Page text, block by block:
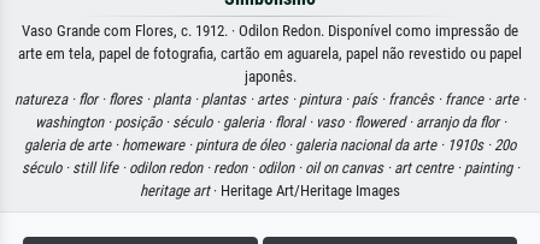
Vaso Grande com Flores, c. 1912. · Odilon Redon. Disponível como impressão de
arte em tela, papel de fotografia, cartão em aguarela, papel não revestido ou papel
japonês.
natureza · flor · flores · planta · plantas · artes · pintura · país · francês · france · arte ·
washington · posição · século · galeria · floral · vaso · flowered · arranjo da flor ·
galeria de arte · homeware · pintura de óleo · galeria nacional da arte · 1910s · 20o
século · still life · odilon redon · redon · odilon · oil on canvas · art centre · painting ·
heritage art· Heritage Art/Heritage Images